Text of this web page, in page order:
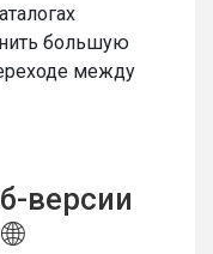
большую
между
версии